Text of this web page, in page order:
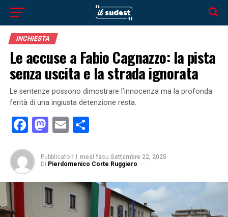
INCHIESTA
Le accuse a Fabio Cagnazzo: la pista
senza uscita e la strada ignorata
Le sentenze possono dimostrare l’innocenza ma la profonda
ferità di una ingiusta detenzione resta.
Facebook
Mastodon
EmailCondividi
Pubblicato 11 mesi fasu Settembre 22, 2025
Di Pierdomenico Corte Ruggiero